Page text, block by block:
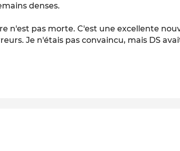
denses.
n'est pas morte. C'est une excellente
Je n'étais pas convaincu, mais DS